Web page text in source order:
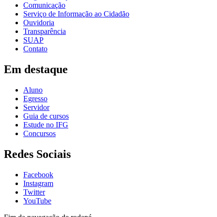
Comunicação
Serviço de Informação ao Cidadão
Ouvidoria
Transparência
SUAP
Contato
Em destaque
Aluno
Egresso
Servidor
Guia de cursos
Estude no IFG
Concursos
Redes Sociais
Facebook
Instagram
Twitter
YouTube